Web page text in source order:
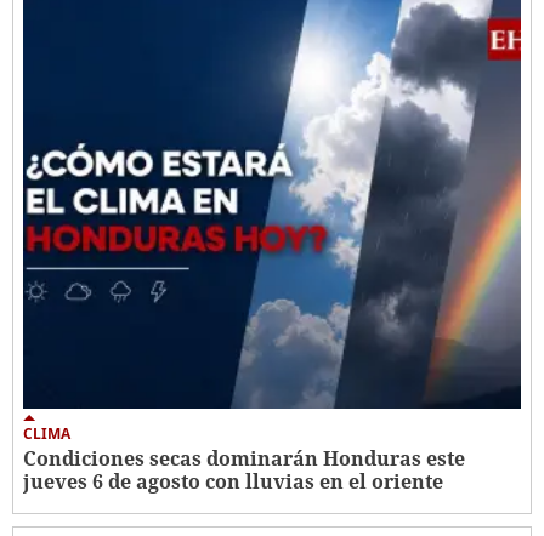
CLIMA
Condiciones secas dominarán Honduras este
jueves 6 de agosto con lluvias en el oriente